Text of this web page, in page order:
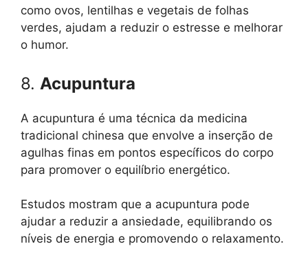
como ovos, lentilhas e vegetais de folhas
verdes, ajudam a reduzir o estresse e melhorar
o humor.
8. Acupuntura
A acupuntura é uma técnica da medicina
tradicional chinesa que envolve a inserção de
agulhas finas em pontos específicos do corpo
para promover o equilíbrio energético.
Estudos mostram que a acupuntura pode
ajudar a reduzir a ansiedade, equilibrando os
níveis de energia e promovendo o relaxamento.